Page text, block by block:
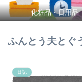
化粧品・日用品
ふんとう夫と
日記